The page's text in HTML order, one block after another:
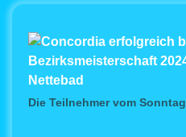
Die Teilnehmer vom Sonntag